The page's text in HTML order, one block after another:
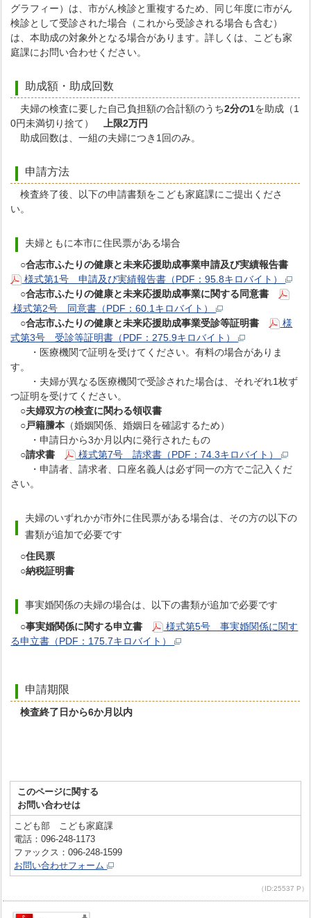
グラフィー）は、市がん検診と重複するため、同じ年度に市がん
検診として受診された場合（これから受診される場合も含む）
は、本助成の対象外となる場合があります。詳しくは、こども家
庭課にお問い合わせください。
助成額・助成回数
夫婦の検査に要した自己負担額の合計額のうち2分の1を助成（1
0円未満切り捨て）
上限2万円
助成回数は、一組の夫婦につき1回のみ。
申請方法
検査終了後、以下の申請書類をこども家庭課にご提出くださ
い。
夫婦ともに本市に住民票がある場合
○合志市ふたりの健康と未来応援助成事業申請及び実績報告書
様式第1号 申請及び実績報告書（PDF：95.8キロバイト）
○合志市ふたりの健康と未来応援助成事業に関する同意書
様式第2号 同意書（PDF：60.1キロバイト）
○合志市ふたりの健康と未来応援助成事業受診等証明書
様
式第3号 受診等証明書（PDF：275.9キロバイト）
・医療機関で証明を受けてください。有料の場合がありま
す。
・夫婦が異なる医療機関で受診された場合は、それぞれ1枚ず
つ証明を受けてください。
○夫婦双方の検査に関わる領収書
○戸籍謄本（婚姻関係、婚姻日を確認するため）
・申請日から3か月以内に発行されたもの
○請求書
様式第7号 請求書（PDF：74.3キロバイト）
・申請者、請求者、口座名義人は必ず同一の方でご記入くだ
さい。
夫婦のいずれかが市外に住民票がある場合は、その方の以下の
書類が追加で必要です
○住民票
○納税証明書
事実婚関係の夫婦の場合は、以下の書類が追加で必要です
○事実婚関係に関する申立書
様式第5号 事実婚関係に関す
る申立書（PDF：175.7キロバイト）
申請期限
検査終了日から6か月以内
このページに関する
お問い合わせは
こども部 こども家庭課
電話：096-248-1173
ファックス：096-248-1599
お問い合わせフォーム
（ID:25537 P）